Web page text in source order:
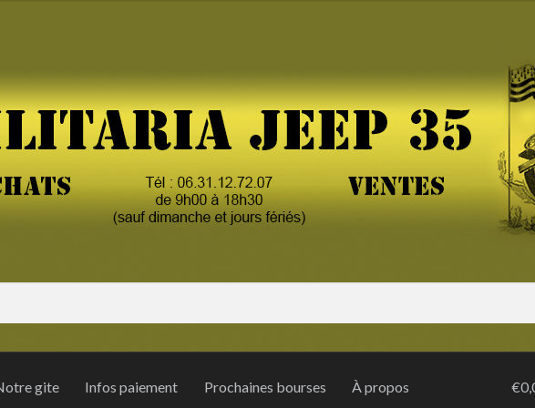
gite Infos paiement Prochaines bourses À propos €